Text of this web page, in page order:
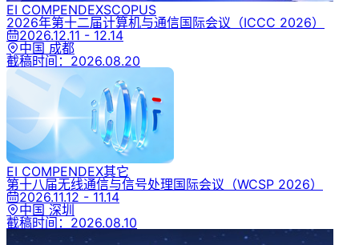
EI COMPENDEXSCOPUS
2026年第十二届计算机与通信国际会议 （ICCC 2026）
2026.12.11 - 12.14
中国 成都
截稿时间： 2026.08.20
EI COMPENDEX其它
第十八届无线通信与信号处理国际会议 （WCSP 2026）
2026.11.12 - 11.14
中国 深圳
截稿时间： 2026.08.10